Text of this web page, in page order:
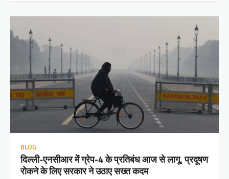
BLOG
दिल्ली-एनसीआर में ग्रेप-4 के प्रतिबंध आज से लागू, प्रदूषण
रोकने के लिए सरकार ने उठाए सख्त कदम